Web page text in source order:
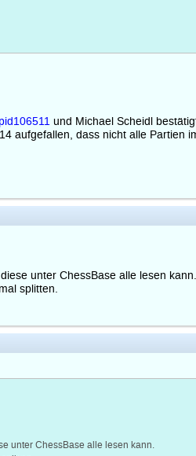
und Michael Scheidl
aufgefallen, dass nicht alle Partien
unter ChessBase alle lesen kann.
splitten.
unter ChessBase alle lesen kann.